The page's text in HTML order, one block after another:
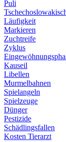
Puli
Läufigkeit
Markieren
Zuchtreife
Zyklus
Kauseil
Libellen
Murmelbahnen
Spielangeln
Spielzeuge
Dünger
Pestizide
Schädlingsfallen
Kosten Tierarzt